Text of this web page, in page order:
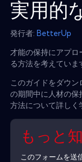
実用的
発行者: BetterUp
才能の保持にアプ
る方法を考えていま
このガイドをダウ
の期間中に人材の保
方法について詳しく
もっと
このフォームを送